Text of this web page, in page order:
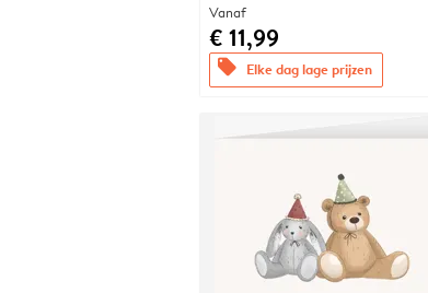
Vanaf
€ 11,99
offers Elke dag lage prijzen